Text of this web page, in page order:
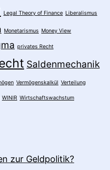
Legal Theory of Finance Liberalismus
Monetarismus Money View
privates Recht
Saldenmechanik
Vermögenskalkül Verteilung
WINIR Wirtschaftswachstum
zur Geldpolitik?